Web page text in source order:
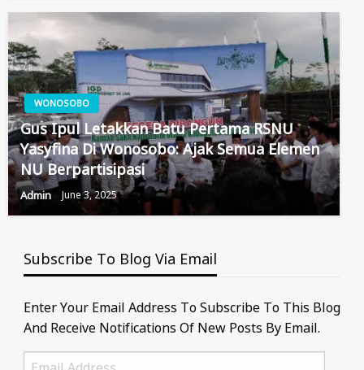
WONOSOBO
Gus Ipul Letakkan Batu Pertama RSNU
Yasyfina Di Wonosobo: Ajak Semua Elemen
NU Berpartisipasi
Admin June 3, 2025
Subscribe To Blog Via Email
Enter Your Email Address To Subscribe To This Blog
And Receive Notifications Of New Posts By Email.
Email